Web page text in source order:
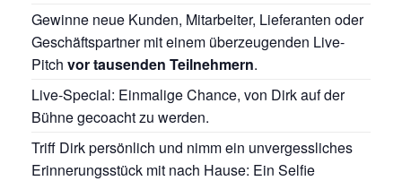
Gewinne neue Kunden, Mitarbeiter, Lieferanten oder
Geschäftspartner mit einem überzeugenden Live-
Pitch vor tausenden Teilnehmern.
Live-Special: Einmalige Chance, von Dirk auf der
Bühne gecoacht zu werden.
Triff Dirk persönlich und nimm ein unvergessliches
Erinnerungsstück mit nach Hause: Ein Selfie